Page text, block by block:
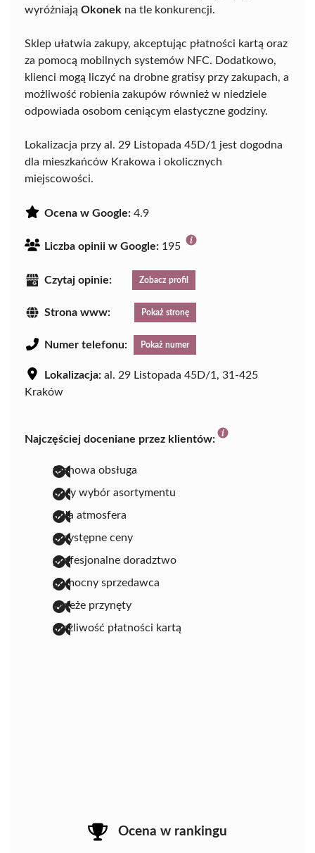
wyróżniają Okonek na tle konkurencji.
Sklep ułatwia zakupy, akceptując płatności kartą oraz
za pomocą mobilnych systemów NFC. Dodatkowo,
klienci mogą liczyć na drobne gratisy przy zakupach, a
możliwość robienia zakupów również w niedziele
odpowiada osobom ceniącym elastyczne godziny.
Lokalizacja przy al. 29 Listopada 45D/1 jest dogodna
dla mieszkańców Krakowa i okolicznych
miejscowości.
Ocena w Google: 4.9
Liczba opinii w Google: 195
Czytaj opinie: Zobacz profil
Strona www: Pokaż stronę
Numer telefonu: Pokaż numer
Lokalizacja: al. 29 Listopada 45D/1, 31-425
Kraków
Najczęściej doceniane przez klientów:
fachowa obsługa
duży wybór asortymentu
miła atmosfera
przystępne ceny
profesjonalne doradztwo
pomocny sprzedawca
świeże przynęty
możliwość płatności kartą
Ocena w rankingu